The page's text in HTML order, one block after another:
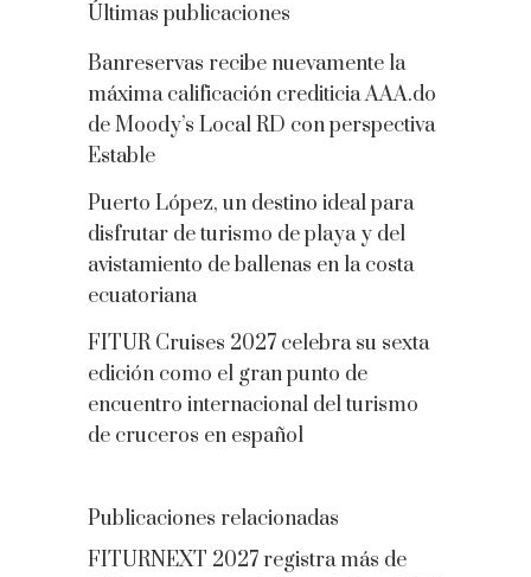
Últimas publicaciones
Banreservas recibe nuevamente la
máxima calificación crediticia AAA.do
de Moody’s Local RD con perspectiva
Estable
Puerto López, un destino ideal para
disfrutar de turismo de playa y del
avistamiento de ballenas en la costa
ecuatoriana
FITUR Cruises 2027 celebra su sexta
edición como el gran punto de
encuentro internacional del turismo
de cruceros en español
Publicaciones relacionadas
FITURNEXT 2027 registra más de